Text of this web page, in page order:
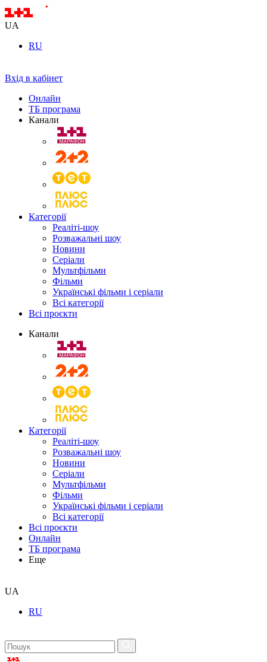
UA
RU
Вхід в кабінет
Онлайн
ТБ програма
Канали
Категорії
Реаліті-шоу
Розважальні шоу
Новини
Серіали
Мультфільми
Фільми
Українські фільми і серіали
Всі категорії
Всі проєкти
Канали
Категорії
Реаліті-шоу
Розважальні шоу
Новини
Серіали
Мультфільми
Фільми
Українські фільми і серіали
Всі категорії
Всі проєкти
Онлайн
ТБ програма
Еще
UA
RU